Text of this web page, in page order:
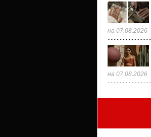
на 07.08.2026
на 07.08.2026